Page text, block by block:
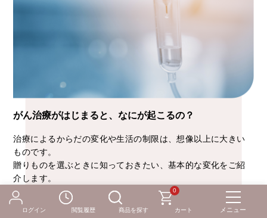
ログイン 閲覧履歴 商品を探す
0
カート
がん治療がはじまると、なにが起こるの？
治療によるからだの変化や生活の制限は、想像以上に大きい
ものです。
贈りものを選ぶときに知っておきたい、基本的な変化をご紹
介します。
・からだの変化（脱毛、体力低下、味覚変化など）
・日常の制限（外出しにくい、感染リスクで人混みを避け